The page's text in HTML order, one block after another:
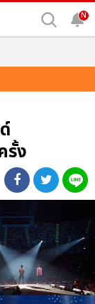
N
รั้ง